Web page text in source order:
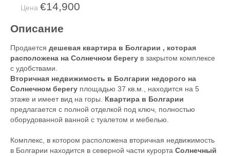
Цена €14,900
Описание
Продается дешевая квартира в Болгарии , которая
расположена на Солнечном берегу в закрытом комплексе
с удобствами.
Вторичная недвижимость в Болгарии недорого на
Солнечном берегу площадью 37 кв.м., находится на 5
этаже и имеет вид на горы. Квартира в Болгарии
предлагается с полной отделкой под ключ, полностью
оборудованной ванной с туалетом и мебелью.
Комплекс, в котором расположена вторичная недвижимость
в Болгарии находится в северной части курорта Солнечный